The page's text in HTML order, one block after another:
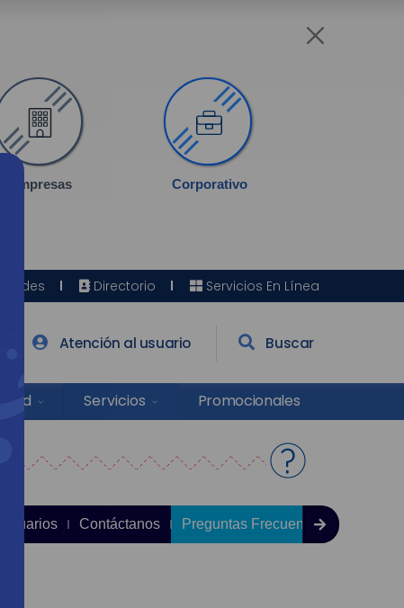
Empresas Corporativo
Sedes Directorio Servicios En Línea
Atención al usuario Buscar
Salud Servicios Promocionales
Contáctanos Preguntas Frecuentes